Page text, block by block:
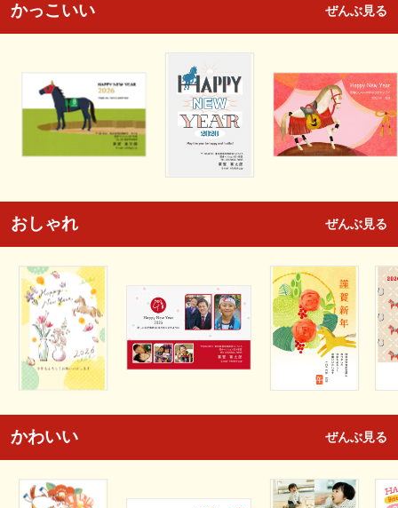
かっこいい ぜんぶ見る
おしゃれ ぜんぶ見る
かわいい ぜんぶ見る